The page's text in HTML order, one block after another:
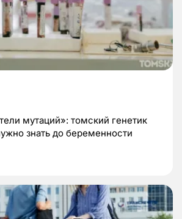
мутаций»: томский генетик
знать до беременности